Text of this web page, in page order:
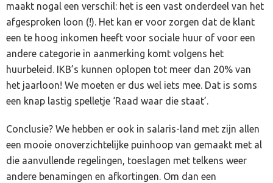
maakt nogal een verschil: het is een vast onderdeel van het
afgesproken loon (!). Het kan er voor zorgen dat de klant
een te hoog inkomen heeft voor sociale huur of voor een
andere categorie in aanmerking komt volgens het
huurbeleid. IKB’s kunnen oplopen tot meer dan 20% van
het jaarloon! We moeten er dus wel iets mee. Dat is soms
een knap lastig spelletje ‘Raad waar die staat’.
Conclusie? We hebben er ook in salaris-land met zijn allen
een mooie onoverzichtelijke puinhoop van gemaakt met al
die aanvullende regelingen, toeslagen met telkens weer
andere benamingen en afkortingen. Om dan een